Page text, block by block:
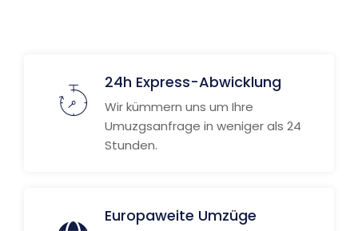
24h Express-Abwicklung
Wir kümmern uns um Ihre
Umuzgsanfrage in weniger als 24
Stunden.
Europaweite Umzüge